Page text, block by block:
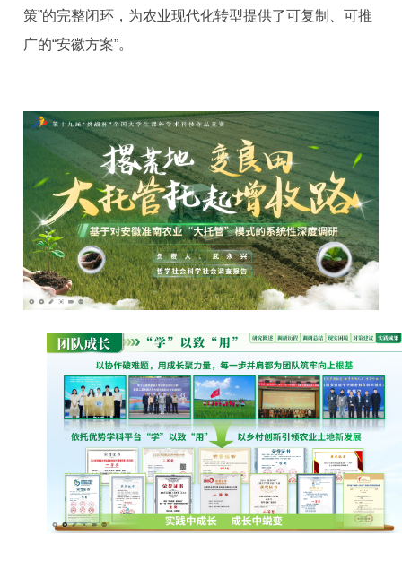
策”的完整闭环，为农业现代化转型提供了可复制、可推
广的“安徽方案”。